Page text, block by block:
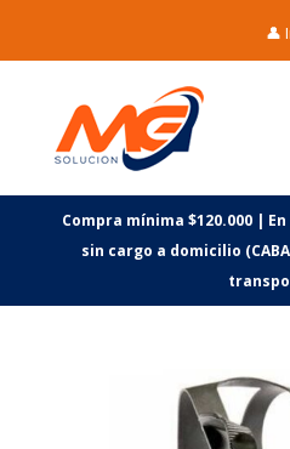
👤
Compra mínima $120.000 |
sin cargo a domicilio